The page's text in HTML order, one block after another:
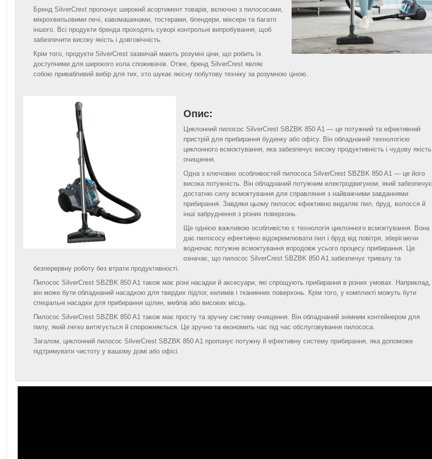
Бренд SilverCrest пропонує широкий асортимент товарів, включно з пилососами,
мікрохвильовими печі, кавомашинами, тостерами, блендери, міксери та багато
іншого. Всі продукти бренда проходять суворі контрольні випробування, щоб
забезпечити високу якість і довговічність.
Крім того, продукти SilverCrest зазвичай мають розумні ціни, що робить їх
доступними для широкого кола споживачів. Отже, бренд SilverCrest являє
собою привабливий вибір для тих, хто шукає якісну побутову техніку за розумною ціною.
Опис:
Циклонний пилосос SilverCrest SBZBK 850 A1 — це потужний та ефективний
пристрій для прибирання будинку або офісу. Він обладнаний технологією
циклонного всмоктування, яка забезпечує високу продуктивність і чудову якість
очищення.
Одна з ключових особливостей пилососа SilverCrest SBZBK 850 A1 — це його
висока потужність. Він обладнаний потужним електродвигуном, який забезпечує
достатню силу всмоктування для справляння з найважчими завданнями
прибирання. Завдяки цьому пилосос ефективно видаляє пил, бруд, волосся й
інші забруднення з різних поверхонь.
Ще однією важливою особливістю є технологія циклонного всмоктування. Вона
дає пилососу ефективно відокремлювати пил і бруд від повітря, зберігаючи
водночас потужне всмоктування впродовж усього процесу прибирання. Це
означає, що пилосос SilverCrest SBZBK 850 A1 забезпечує тривалу та
безперервну роботу без втрати продуктивності.
Пилосос SilverCrest SBZBK 850 A1 також має різні насадки й аксесуари, які спрощують прибирання в різних умовах. Наприклад,
він може бути обладнаний насадкою для твердих підлог, килимів і тканинних поверхонь. Крім того, у комплекті можуть бути
спеціальні насадки для прибирання щілин, меблів або високих місць.
Пилосос SilverCrest SBZBK 850 A1 також має просту та зручну систему очищення. Він обладнаний знімним контейнером для
пилу, який легко витягується й спорожняється. Це зручно та економить час під час обслуговування пилососа.
Загалом, циклонний пилосос SilverCrest SBZBK 850 A1 пропонує потужну й ефективну систему прибирання, яка допоможе
підтримувати чистоту у вашому домі або офісі.